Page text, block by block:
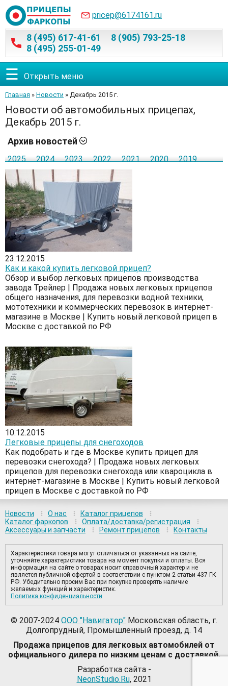
pricep@6174161.ru
8 (495) 617-41-61
8 (905) 793-25-18
8 (495) 255-01-49
☰ Открыть меню
Главная » Новости » Декабрь 2015 г.
Новости об автомобильных прицепах,
Декабрь 2015 г.
Архив новостей
2025 2024 2023 2022 2021 2020
2019
2018
2017 2016
2015
Январь
Февраль Март Апрель
Июль
Август Сентябрь Октябрь
Декабрь
23.12.2015
Как и какой купить легковой прицеп?
Обзор и выбор легковых прицепов производства
завода Трейлер | Продажа новых легковых прицепов
общего назначения, для перевозки водной техники,
мототехники и коммерческих перевозок в интернет-
магазине в Москве | Купить новый легковой прицеп в
Москве с доставкой по РФ
10.12.2015
Легковые прицепы для снегоходов
Как подобрать и где в Москве купить прицеп для
перевозки снегохода? | Продажа новых легковых
прицепов для перевозки снегохода или квароцикла в
интернет-магазине в Москве | Купить новый легковой
прицеп в Москве с доставкой по РФ
Новости О нас
Каталог прицепов
Каталог фаркопов
Оплата/доставка/регистрация
Аксессуары и запчасти
Ремонт прицепов Контакты
Характеристики товара могут отличаться от указанных на сайте,
уточняйте характеристики товара на момент покупки и оплаты. Вся
информация на сайте о товарах носит справочный характер и не
является публичной офертой в соответствии с пунктом 2 статьи 437 ГК
РФ. Убедительно просим Вас при покупке проверять наличие
желаемых функций и характеристик.
Политика конфиденциальности
© 2007-2024 ООО "Навигатор" Московская область, г.
Долгопрудный, Промышленный проезд, д. 14
Продажа прицепов для легковых автомобилей от
официального дилера по низким ценам с доставкой.
Разработка сайта -
NeonStudio.Ru, 2021